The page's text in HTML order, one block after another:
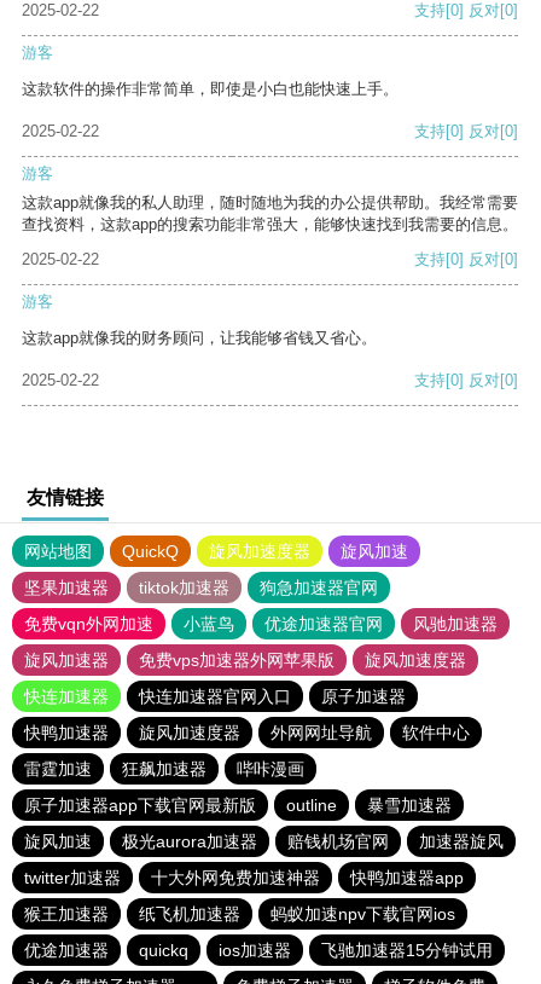
2025-02-22 支持[0] 反对[0]
游客
这款软件的操作非常简单，即使是小白也能快速上手。
2025-02-22 支持[0] 反对[0]
游客
这款app就像我的私人助理，随时随地为我的办公提供帮助。我经常需要
查找资料，这款app的搜索功能非常强大，能够快速找到我需要的信息。
2025-02-22
支持[0] 反对[0]
游客
这款app就像我的财务顾问，让我能够省钱又省心。
2025-02-22 支持[0] 反对[0]
友情链接
网站地图 QuickQ 旋风加速度器
旋风加速
坚果加速器
tiktok加速器
狗急加速器官网
免费vqn外网加速
小蓝鸟 优途加速器官网
风驰加速器
旋风加速器
免费vps加速器外网苹果版
旋风加速度器
快连加速器
快连加速器官网入口
原子加速器
快鸭加速器
旋风加速度器 外网网址导航
软件中心
雷霆加速
狂飙加速器
哔咔漫画
原子加速器app下载官网最新版
outline
暴雪加速器
旋风加速
极光aurora加速器 赔钱机场官网
加速器旋风
twitter加速器
十大外网免费加速神器
快鸭加速器app
猴王加速器
纸飞机加速器
蚂蚁加速npv下载官网ios
优途加速器
quickq ios加速器
飞驰加速器15分钟试用